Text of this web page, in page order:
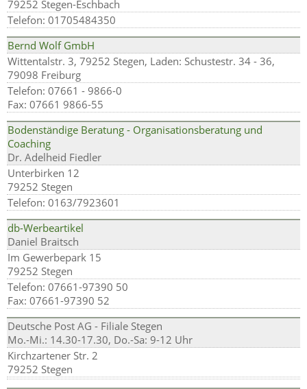
79252 Stegen-Eschbach
Telefon: 01705484350
Bernd Wolf GmbH
Wittentalstr. 3, 79252 Stegen, Laden: Schustestr. 34 - 36,
79098 Freiburg
Telefon: 07661 - 9866-0
Fax: 07661 9866-55
Bodenständige Beratung - Organisationsberatung und
Coaching
Dr. Adelheid Fiedler
Unterbirken 12
79252 Stegen
Telefon: 0163/7923601
db-Werbeartikel
Daniel Braitsch
Im Gewerbepark 15
79252 Stegen
Telefon: 07661-97390 50
Fax: 07661-97390 52
Deutsche Post AG - Filiale Stegen
Mo.-Mi.: 14.30-17.30, Do.-Sa: 9-12 Uhr
Kirchzartener Str. 2
79252 Stegen